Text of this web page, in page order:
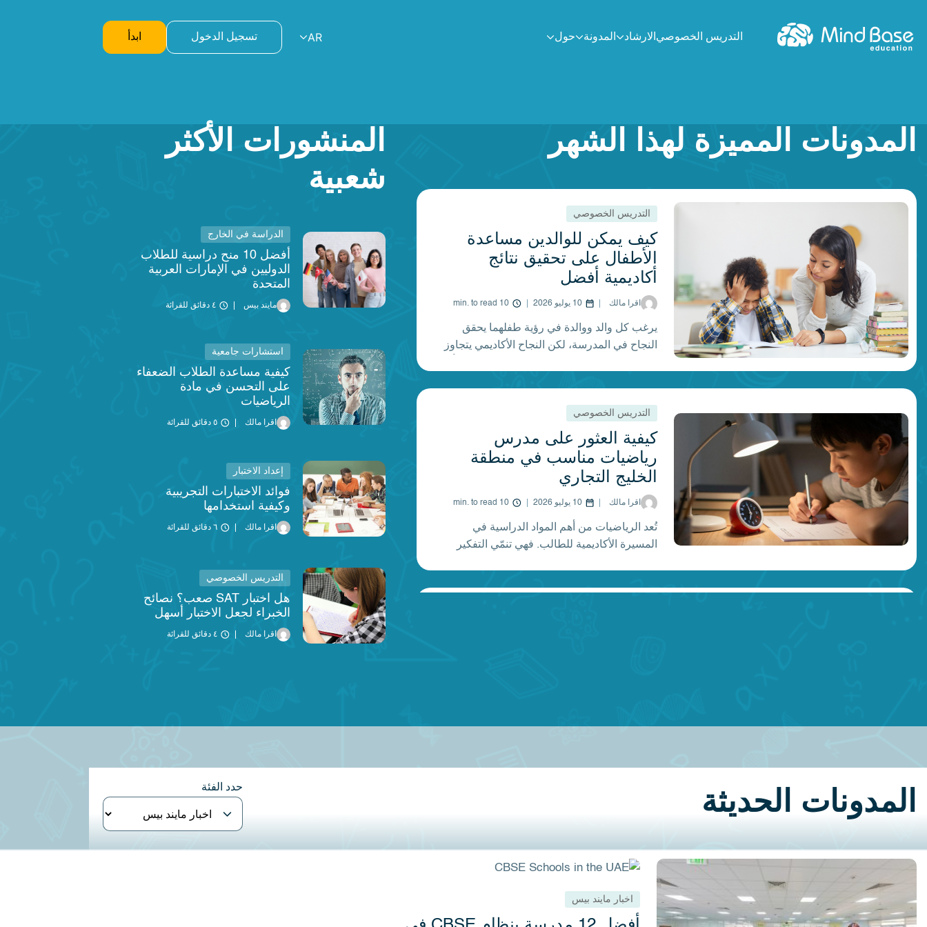
التدريس الخصوصي الارشاد المدونة حول AR تسجيل الدخول ابدأ
المدونات المميزة لهذا الشهر
التدريس الخصوصي
كيف يمكن للوالدين مساعدة
الأطفال على تحقيق نتائج
أكاديمية أفضل
اقرا مالك 10 يوليو 2026 10 min. to read
يرغب كل والد ووالدة في رؤية طفلهما يحقق
النجاح في المدرسة، لكن النجاح الأكاديمي يتجاوز
المنزل. وبينما يلعب المعلمون دورًا مهمًا داخل
الفصل الدراسي، فإن الوالدين يمتلكان التأثير الأكبر
على […]
التدريس الخصوصي
كيفية العثور على مدرس
رياضيات مناسب في منطقة
الخليج التجاري
اقرا مالك 10 يوليو 2026 10 min. to read
تُعد الرياضيات من أهم المواد الدراسية في
المسيرة الأكاديمية للطالب. فهي تنمّي التفكير
غالبًا ما توصف الكيمياء بأنها العلم المركزي لأنها
الرياضية و[…]
على تأشيرة طالب في المملكة
المتحدة: الحد الأدنى للمتطلبات -
دليل 2026
اقرا مالك 06 يوليو 2026 10 min. to read
المنشورات الأكثر
شعبية
الدراسة في الخارج
أفضل 10 منح دراسية للطلاب
الدوليين في الإمارات العربية
المتحدة
مايند بيس ٤ دقائق للقرائة
استشارات جامعية
كيفية مساعدة الطلاب الضعفاء
على التحسن في مادة
الرياضيات
اقرا مالك ٥ دقائق للقرائة
إعداد الاختبار
فوائد الاختبارات التجريبية
وكيفية استخدامها
اقرا مالك ٦ دقائق للقرائة
التدريس الخصوصي
هل اختبار SAT صعب؟ نصائح
الخبراء لجعل الاختبار أسهل
اقرا مالك ٤ دقائق للقرائة
المدونات الحديثة حدد الفئة
اخبار مايند بيس